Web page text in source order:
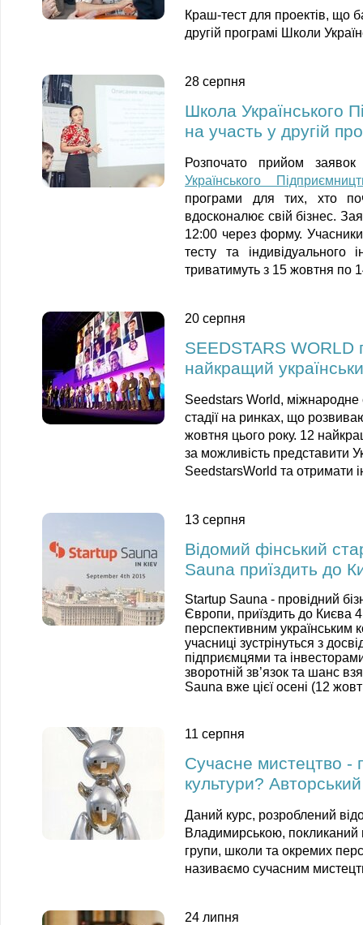
Краш-тест для проектів, що
другій програмі Школи
28 серпня
Школа Українського
на участь у другій
Розпочато прийом
Українського
програми для тих, хто
вдосконалює свій бізнес.
12:00 через форму.
тесту та
триватимуть з 15 жовтня по
20 серпня
SEEDSTARS
найкращий
Seedstars World, міжнародне
стадії на ринках, що
жовтня цього року. 12
за можливість представити
SeedstarsWorld та отримати
13 серпня
Відомий фінський
Sauna приїздить до
Startup Sauna - провідний
Європи, приїздить до Києва
перспективним українським
учасниці зустрінуться з
підприємцями та
зворотній зв’язок та шанс
Sauna вже цієї осені (12
11 серпня
Сучасне мистецтво -
культури?
Даний курс, розроблений
Владимирською, покликаний
групи, школи та окремих
називаємо сучасним
24 липня